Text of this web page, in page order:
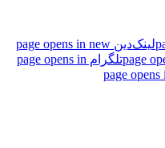
لینک‌دین page opens in new
تلگرام page opens in